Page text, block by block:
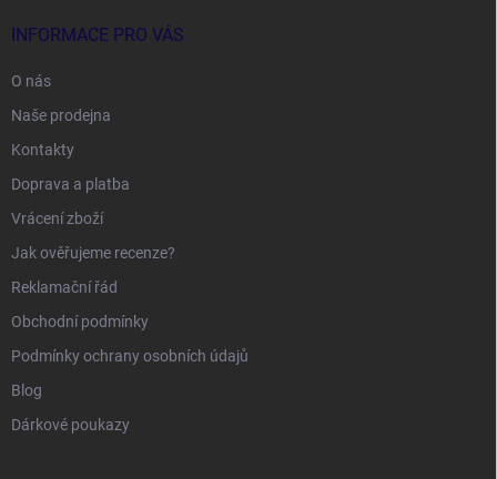
INFORMACE PRO VÁS
O nás
Naše prodejna
Kontakty
Doprava a platba
Vrácení zboží
Jak ověřujeme recenze?
Reklamační řád
Obchodní podmínky
Podmínky ochrany osobních údajů
Blog
Dárkové poukazy